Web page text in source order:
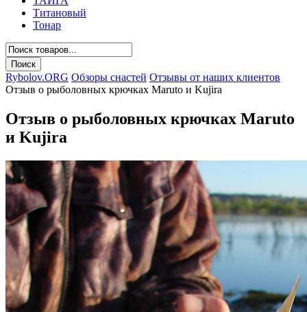
Титановый
Тонар
Rybolov.ORG Обзоры снастей Отзывы от наших клиентов
Отзыв о рыболовных крючках Maruto и Kujira
Отзыв о рыболовных крючках Maruto
и Kujira